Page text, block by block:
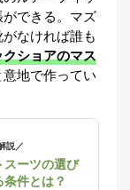
できる。マズ
なければ誰も
クショアのマス
地で作ってい
説／
スーツの選び
件とは？